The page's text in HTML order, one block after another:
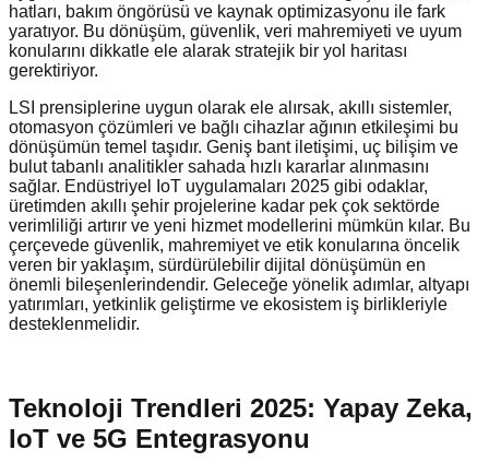
hatları, bakım öngörüsü ve kaynak optimizasyonu ile fark
yaratıyor. Bu dönüşüm, güvenlik, veri mahremiyeti ve uyum
konularını dikkatle ele alarak stratejik bir yol haritası
gerektiriyor.
LSI prensiplerine uygun olarak ele alırsak, akıllı sistemler,
otomasyon çözümleri ve bağlı cihazlar ağının etkileşimi bu
dönüşümün temel taşıdır. Geniş bant iletişimi, uç bilişim ve
bulut tabanlı analitikler sahada hızlı kararlar alınmasını
sağlar. Endüstriyel IoT uygulamaları 2025 gibi odaklar,
üretimden akıllı şehir projelerine kadar pek çok sektörde
verimliliği artırır ve yeni hizmet modellerini mümkün kılar. Bu
çerçevede güvenlik, mahremiyet ve etik konularına öncelik
veren bir yaklaşım, sürdürülebilir dijital dönüşümün en
önemli bileşenlerindendir. Geleceğe yönelik adımlar, altyapı
yatırımları, yetkinlik geliştirme ve ekosistem iş birlikleriyle
desteklenmelidir.
Teknoloji Trendleri 2025: Yapay Zeka,
IoT ve 5G Entegrasyonu